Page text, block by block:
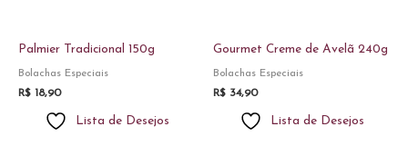
Palmier Tradicional 150g
Bolachas Especiais
R$ 18,90
Lista de Desejos
Gourmet Creme de Avelã 240g
Bolachas Especiais
R$ 34,90
Lista de Desejos